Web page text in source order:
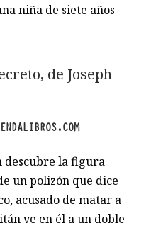
niña de siete años
de Joseph
descubre la figura
un polizón que dice
acusado de matar a
ve en él a un doble